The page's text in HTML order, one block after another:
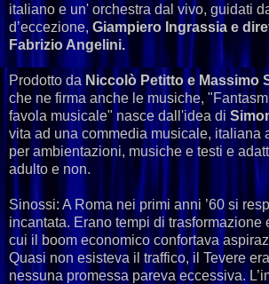
italiano e un' orchestra dal vivo, guidati
d’eccezione, Giampiero Ingrassia e
Fabrizio Angelini.
Prodotto da Niccolò Petitto e Massimo
che ne firma anche le musiche,
favola musicale" nasce dall'idea di
vita ad una commedia musicale, italiana
per ambientazioni, musiche e testi e
adulto e non.
Sinossi: A Roma nei primi anni ’60 si
incantata. Erano tempi di trasformazione
cui il boom economico confortava
Quasi non esisteva il traffico, il Tevere
nessuna promessa pareva eccessiva.